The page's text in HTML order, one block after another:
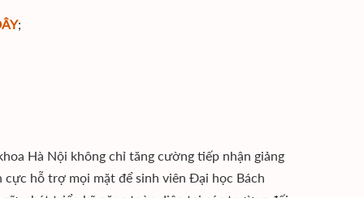
;
Hà Nội không chỉ tăng cường tiếp nhận giảng
hỗ trợ mọi mặt để sinh viên Đại học Bách